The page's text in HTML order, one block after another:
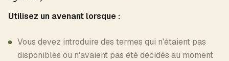
Utilisez un avenant lorsque :
Vous devez introduire des termes qui n'étaient pas
disponibles ou n'avaient pas été décidés au moment